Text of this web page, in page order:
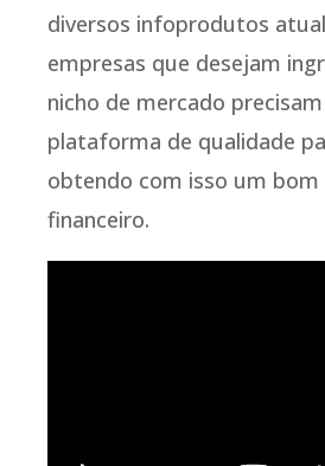
diversos infoprodutos
empresas que desejam
nicho de mercado
plataforma de qualidade
obtendo com isso um
financeiro.